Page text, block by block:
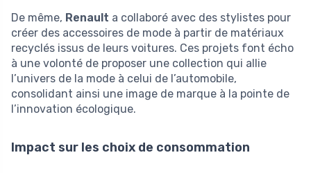
De même, Renault a collaboré avec des stylistes pour
créer des accessoires de mode à partir de matériaux
recyclés issus de leurs voitures. Ces projets font écho
à une volonté de proposer une collection qui allie
l’univers de la mode à celui de l’automobile,
consolidant ainsi une image de marque à la pointe de
l’innovation écologique.
Impact sur les choix de consommation